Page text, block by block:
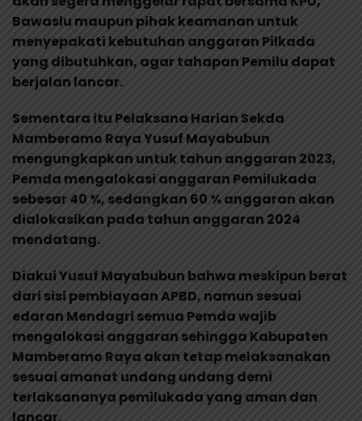
Bawaslu maupun pihak keamanan untuk
menyepakati kebutuhan anggaran Pilkada
yang dibutuhkan, agar tahapan Pemilu dapat
berjalan lancar.
Sementara itu Pelaksana Harian Sekda
Mamberamo Raya Yusuf Mayabubun
mengungkapkan untuk tahun anggaran 2023,
Pemda mengalokasi anggaran Pemilukada
sebesar 40 %, sedangkan 60 % anggaran akan
dialokasikan pada tahun anggaran 2024
mendatang.
Diakui Yusuf Mayabubun bahwa meskipun berat
dari sisi pembiayaan APBD, namun sesuai
edaran Mendagri semua Pemda wajib
mengalokasi anggaran sehingga Kabupaten
Mamberamo Raya akan tetap melaksanakan
sesuai amanat undang undang demi
terlaksananya pemilukada yang aman dan